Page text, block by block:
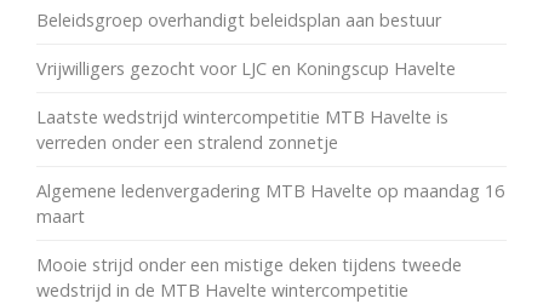
Beleidsgroep overhandigt beleidsplan aan bestuur
Vrijwilligers gezocht voor LJC en Koningscup Havelte
Laatste wedstrijd wintercompetitie MTB Havelte is
verreden onder een stralend zonnetje
Algemene ledenvergadering MTB Havelte op maandag 16
maart
Mooie strijd onder een mistige deken tijdens tweede
wedstrijd in de MTB Havelte wintercompetitie